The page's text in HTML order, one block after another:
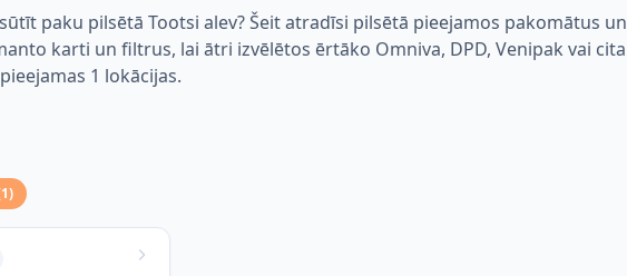
paku pilsētā Tootsi alev? Šeit atradīsi pilsētā pieejamos pakomātus un
karti un filtrus, lai ātri izvēlētos ērtāko Omniva, DPD, Venipak vai cita
1 lokācijas.
1)